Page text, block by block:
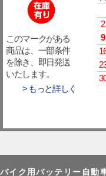
このマークがある
商品は、一部条件
を除き、即日発送
いたします。
> もっと詳しく
2
9
バイク用バッテリー 自動